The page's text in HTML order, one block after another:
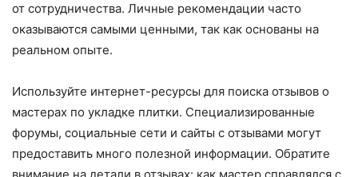
от сотрудничества. Личные рекомендации часто
оказываются самыми ценными, так как основаны на
реальном опыте.
Используйте интернет-ресурсы для поиска отзывов о
мастерах по укладке плитки. Специализированные
форумы, социальные сети и сайты с отзывами могут
предоставить много полезной информации. Обратите